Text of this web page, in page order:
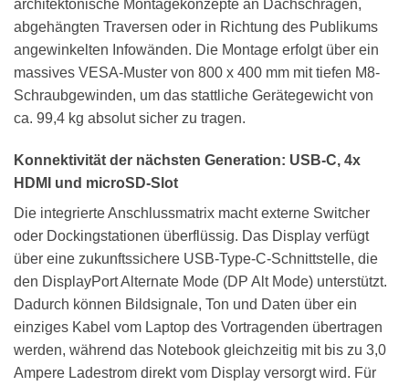
architektonische Montagekonzepte an Dachschrägen,
abgehängten Traversen oder in Richtung des Publikums
angewinkelten Infowänden. Die Montage erfolgt über ein
massives VESA-Muster von 800 x 400 mm mit tiefen M8-
Schraubgewinden, um das stattliche Gerätegewicht von
ca. 99,4 kg absolut sicher zu tragen.
Konnektivität der nächsten Generation: USB-C, 4x
HDMI und microSD-Slot
Die integrierte Anschlussmatrix macht externe Switcher
oder Dockingstationen überflüssig. Das Display verfügt
über eine zukunftssichere USB-Type-C-Schnittstelle, die
den DisplayPort Alternate Mode (DP Alt Mode) unterstützt.
Dadurch können Bildsignale, Ton und Daten über ein
einziges Kabel vom Laptop des Vortragenden übertragen
werden, während das Notebook gleichzeitig mit bis zu 3,0
Ampere Ladestrom direkt vom Display versorgt wird. Für